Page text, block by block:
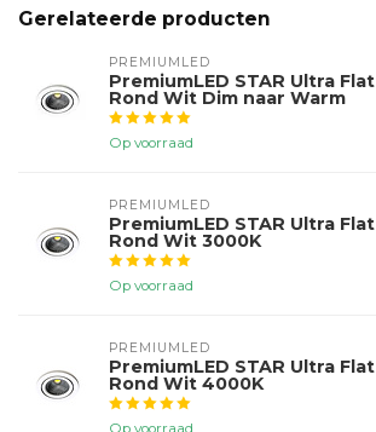
Gerelateerde producten
PREMIUMLED
PremiumLED STAR Ultra Flat
Rond Wit Dim naar Warm
Op voorraad
PREMIUMLED
PremiumLED STAR Ultra Flat
Rond Wit 3000K
Op voorraad
PREMIUMLED
PremiumLED STAR Ultra Flat
Rond Wit 4000K
Op voorraad